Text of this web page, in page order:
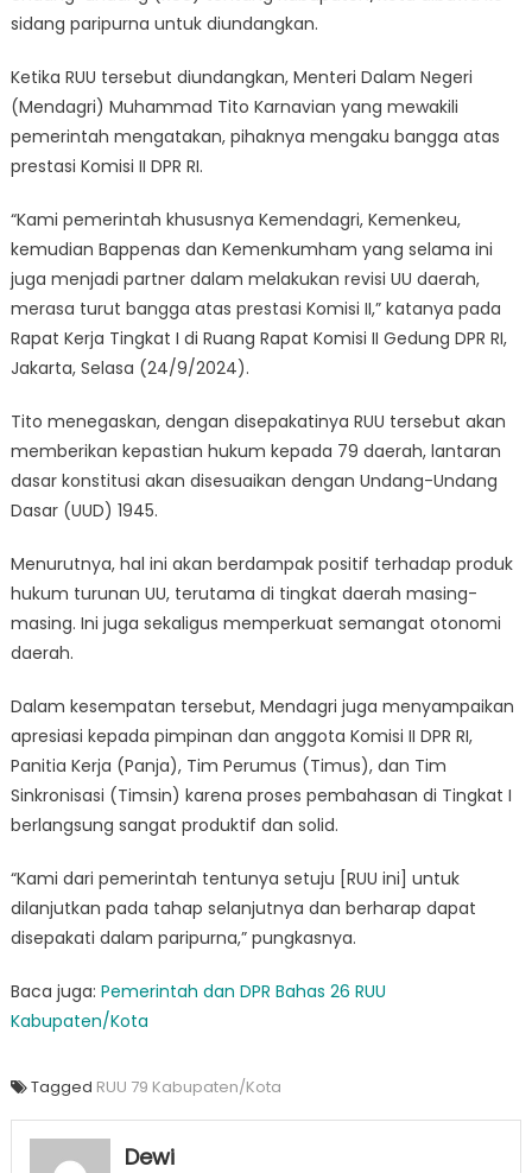
sidang paripurna untuk diundangkan.
Ketika RUU tersebut diundangkan, Menteri Dalam Negeri
(Mendagri) Muhammad Tito Karnavian yang mewakili
pemerintah mengatakan, pihaknya mengaku bangga atas
prestasi Komisi II DPR RI.
“Kami pemerintah khususnya Kemendagri, Kemenkeu,
kemudian Bappenas dan Kemenkumham yang selama ini
juga menjadi partner dalam melakukan revisi UU daerah,
merasa turut bangga atas prestasi Komisi II,” katanya pada
Rapat Kerja Tingkat I di Ruang Rapat Komisi II Gedung DPR RI,
Jakarta, Selasa (24/9/2024).
Tito menegaskan, dengan disepakatinya RUU tersebut akan
memberikan kepastian hukum kepada 79 daerah, lantaran
dasar konstitusi akan disesuaikan dengan Undang-Undang
Dasar (UUD) 1945.
Menurutnya, hal ini akan berdampak positif terhadap produk
hukum turunan UU, terutama di tingkat daerah masing-
masing. Ini juga sekaligus memperkuat semangat otonomi
daerah.
Dalam kesempatan tersebut, Mendagri juga menyampaikan
apresiasi kepada pimpinan dan anggota Komisi II DPR RI,
Panitia Kerja (Panja), Tim Perumus (Timus), dan Tim
Sinkronisasi (Timsin) karena proses pembahasan di Tingkat I
berlangsung sangat produktif dan solid.
“Kami dari pemerintah tentunya setuju [RUU ini] untuk
dilanjutkan pada tahap selanjutnya dan berharap dapat
disepakati dalam paripurna,” pungkasnya.
Baca juga: Pemerintah dan DPR Bahas 26 RUU
Kabupaten/Kota
Tagged RUU 79 Kabupaten/Kota
Dewi